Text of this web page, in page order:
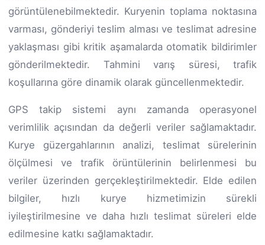
görüntülenebilmektedir. Kuryenin toplama noktasına
varması, gönderiyi teslim alması ve teslimat adresine
yaklaşması gibi kritik aşamalarda otomatik bildirimler
gönderilmektedir. Tahmini varış süresi, trafik
koşullarına göre dinamik olarak güncellenmektedir.
GPS takip sistemi aynı zamanda operasyonel
verimlilik açısından da değerli veriler sağlamaktadır.
Kurye güzergahlarının analizi, teslimat sürelerinin
ölçülmesi ve trafik örüntülerinin belirlenmesi bu
veriler üzerinden gerçekleştirilmektedir. Elde edilen
bilgiler, hızlı kurye hizmetimizin sürekli
iyileştirilmesine ve daha hızlı teslimat süreleri elde
edilmesine katkı sağlamaktadır.